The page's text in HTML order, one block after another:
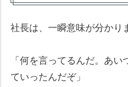
社長は、一瞬意味が分かり
「何を言ってるんだ。あ
ていったんだぞ」